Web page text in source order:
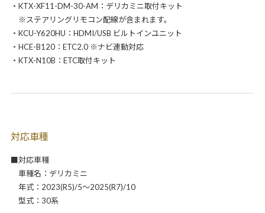
・KTX-XF11-DM-30-AM：デリカミニ取付キット
※ステアリングリモコン配線が含まれます。
・KCU-Y620HU：HDMI/USB ビルトインユニット
・HCE-B120：ETC2.0 ※ナビ連動対応
・KTX-N10B：ETC取付キット
対応車種
■対応車種
車種名：デリカミニ
年式：2023(R5)/5～2025(R7)/10
型式：30系